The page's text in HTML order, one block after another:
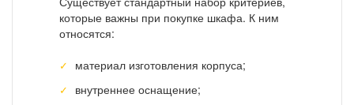
которые важны при покупке шкафа. К ним
относятся:
материал изготовления корпуса;
внутреннее оснащение;